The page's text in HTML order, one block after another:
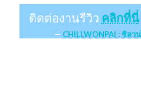
ติดต่องานรีวิว คลิกที่นี่
CHILLWONPAI : ชิล